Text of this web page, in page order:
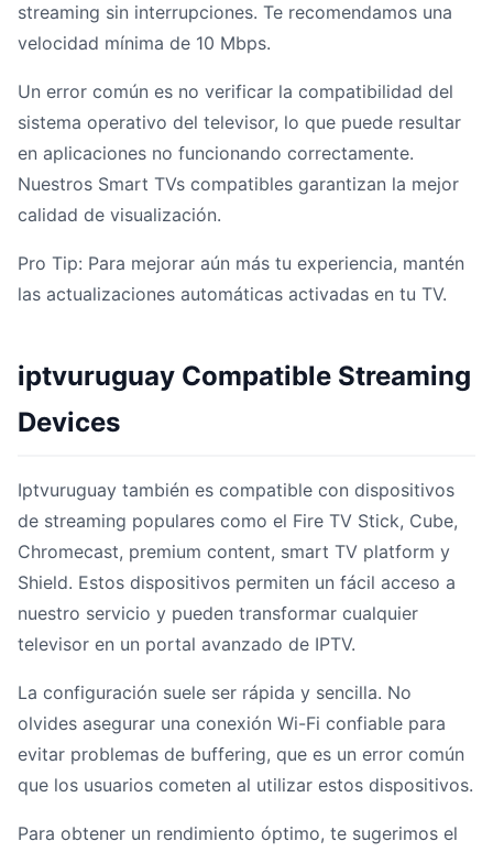
streaming sin interrupciones. Te recomendamos una
velocidad mínima de 10 Mbps.
Un error común es no verificar la compatibilidad del
sistema operativo del televisor, lo que puede resultar
en aplicaciones no funcionando correctamente.
Nuestros Smart TVs compatibles garantizan la mejor
calidad de visualización.
Pro Tip: Para mejorar aún más tu experiencia, mantén
las actualizaciones automáticas activadas en tu TV.
iptvuruguay Compatible Streaming
Devices
Iptvuruguay también es compatible con dispositivos
de streaming populares como el Fire TV Stick, Cube,
Chromecast, premium content, smart TV platform y
Shield. Estos dispositivos permiten un fácil acceso a
nuestro servicio y pueden transformar cualquier
televisor en un portal avanzado de IPTV.
La configuración suele ser rápida y sencilla. No
olvides asegurar una conexión Wi-Fi confiable para
evitar problemas de buffering, que es un error común
que los usuarios cometen al utilizar estos dispositivos.
Para obtener un rendimiento óptimo, te sugerimos el